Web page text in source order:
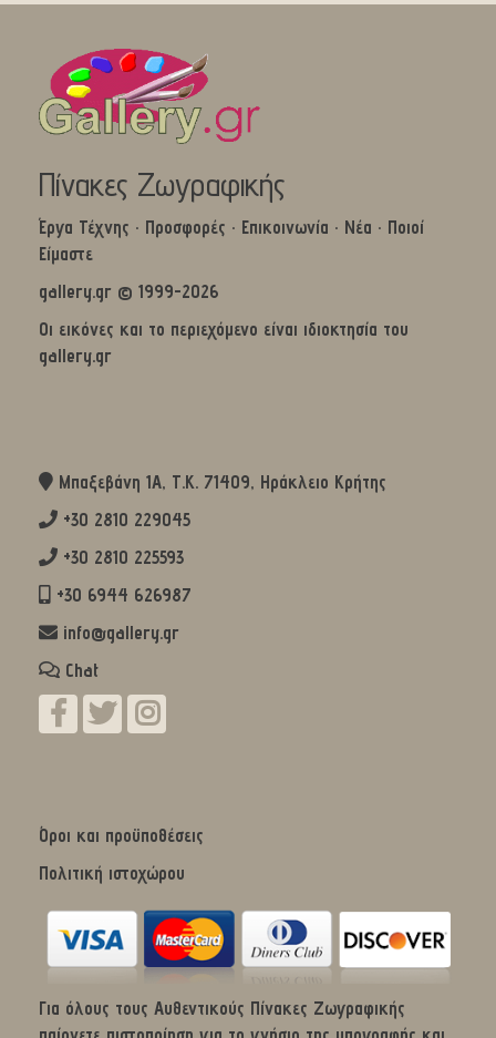
Πίνακες Ζωγραφικής
Έργα Τέχνης · Προσφορές · Επικοινωνία · Νέα · Ποιοί
Είμαστε
gallery.gr © 1999-2026
Οι εικόνες και το περιεχόμενο είναι ιδιοκτησία του
gallery.gr
Μπαξεβάνη 1Α, Τ.Κ. 71409, Ηράκλειο Κρήτης
+30 2810 229045
+30 2810 225593
+30 6944 626987
info@gallery.gr
Chat
Όροι και προϋποθέσεις
Πολιτική ιστοχώρου
Για όλους τους Αυθεντικούς Πίνακες Ζωγραφικής